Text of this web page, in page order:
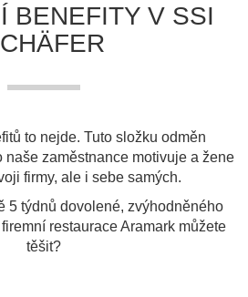
BENEFITY V SSI
to nejde. Tuto složku odměn
naše zaměstnance motivuje a žene
firmy, ale i sebe samých.
5 týdnů dovolené, zvýhodněného
restaurace Aramark můžete
těšit?